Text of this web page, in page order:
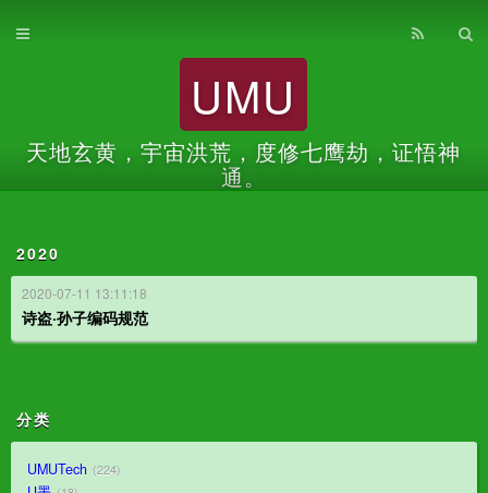
UMU
天地玄黄，宇宙洪荒，度修七鹰劫，证悟神
通。
2020
2020-07-11 13:11:18
诗盗·孙子编码规范
分类
UMUTech 224
首页
关于